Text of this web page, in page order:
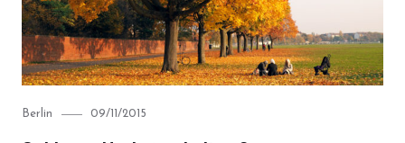
Category
Berlin
Posted
09/11/2015